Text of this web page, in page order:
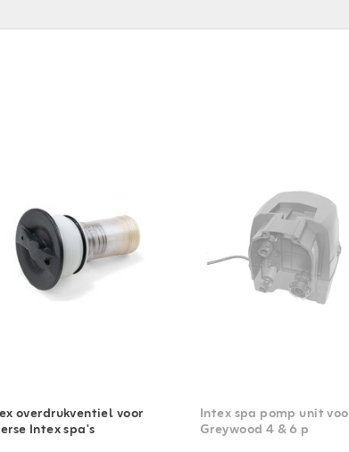
overdrukventiel voor
Intex spa's
Intex spa pomp unit
Greywood 4 & 6 p